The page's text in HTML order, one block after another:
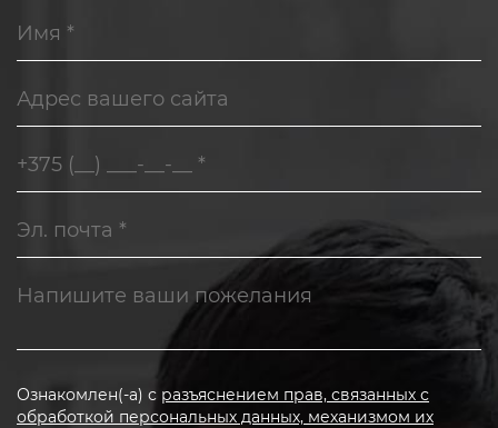
Ознакомлен(-а) с разъяснением прав, связанных с
обработкой персональных данных, механизмом их